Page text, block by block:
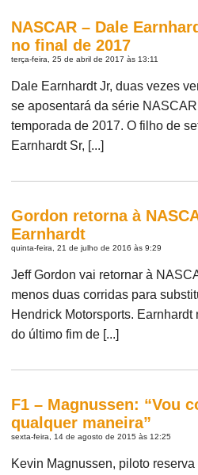
NASCAR – Dale
no final de 2017
terça-feira, 25 de abril de 2017 às 13:11
Dale Earnhardt Jr, duas vezes
se aposentará da série
temporada de 2017. O filho de
Earnhardt Sr, [...]
Gordon retorna à
Earnhardt
quinta-feira, 21 de julho de 2016 às 9:29
Jeff Gordon vai retornar à
menos duas corridas para
Hendrick Motorsports.
do último fim de [...]
F1 – Magnussen: “Vou
qualquer maneira”
sexta-feira, 14 de agosto de 2015 às 12:25
Kevin Magnussen, piloto